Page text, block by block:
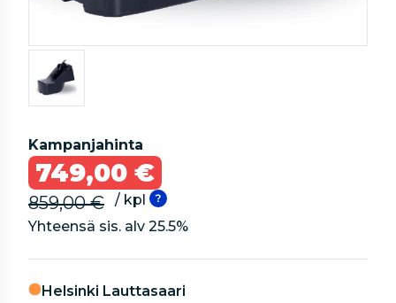
Kampanjahinta
749,00 €
859,00 €
/ kpl
Yhteensä sis. alv 25.5%
Helsinki Lauttasaari